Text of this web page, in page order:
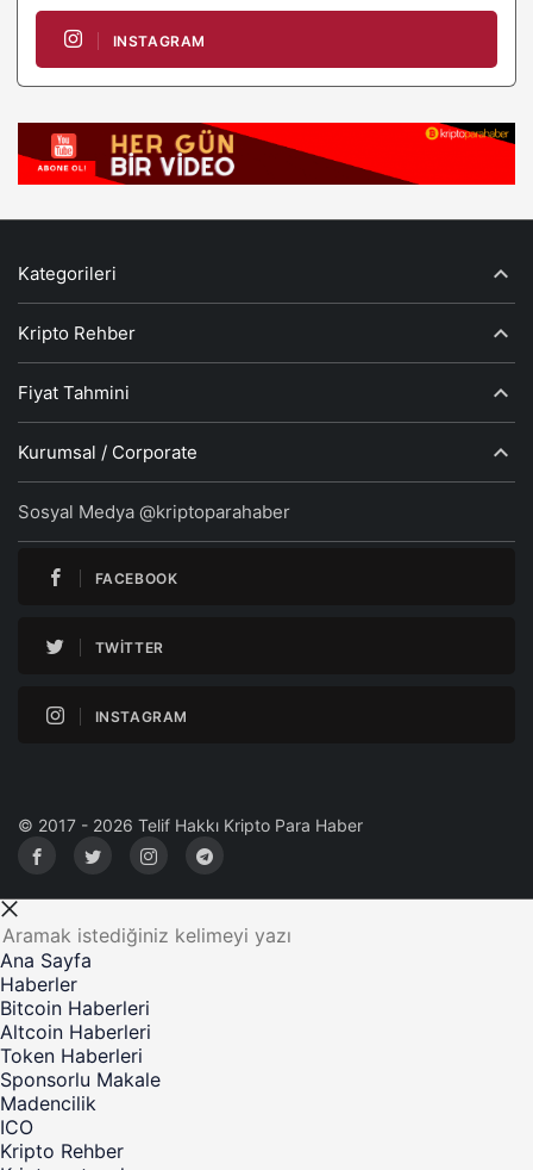
INSTAGRAM
Kategorileri
Kripto Rehber
Fiyat Tahmini
Kurumsal / Corporate
Sosyal Medya @kriptoparahaber
FACEBOOK
TWITTER
INSTAGRAM
© 2017 - 2026 Telif Hakkı Kripto Para Haber
Ana Sayfa
Haberler
Bitcoin Haberleri
Altcoin Haberleri
Token Haberleri
Sponsorlu Makale
Madencilik
ICO
Kripto Rehber